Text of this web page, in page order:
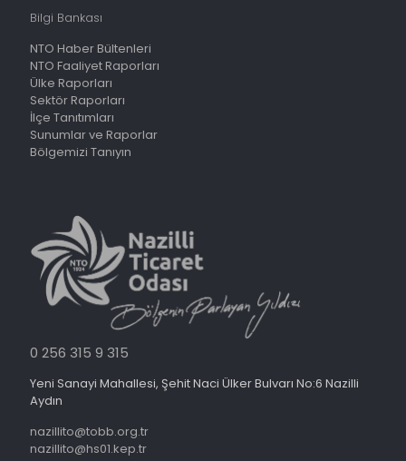
Bilgi Bankası
NTO Haber Bültenleri
NTO Faaliyet Raporları
Ülke Raporları
Sektör Raporları
İlçe Tanıtımları
Sunumlar ve Raporlar
Bölgemizi Tanıyın
0 256 315 9 315
Yeni Sanayi Mahallesi, Şehit Naci Ülker Bulvarı No:6 Nazilli
Aydın
nazillito@tobb.org.tr
nazillito@hs01.kep.tr